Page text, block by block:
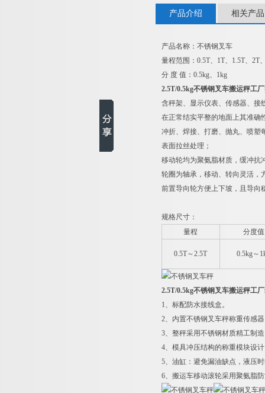
产品介绍 相关产品
产品名称：不锈钢叉车
量程范围：0.5T、1T、1.5T、2T
分 度 值：0.5kg、1kg
2.5T/0.5kg不锈钢叉车搬运秤工厂
含秤架、显示仪表、传感器、接
在正常结实平整的地面上其准确
冲折、焊接、打磨、抛丸、喷塑
表面拉丝处理；
移动轮均为聚氨脂材质，缓冲抗
轮圈为轴承，移动、转向灵活，
前置导向轮方便上下坡，且导向
规格尺寸：
量程
分度值
0.5T～2.5T 0.5kg～
2.5T/0.5kg不锈钢叉车搬运秤工厂
1、标配防水接线盒。
2、内置不锈钢叉车秤称重传感
3、整秤采用不锈钢材质精工制
4、模具冲压结构的称重模块设
5、油缸：避免漏油缺点，液压
6、搬运车移动滚轮采用聚氨脂